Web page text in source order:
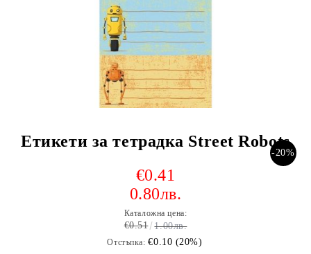
Етикети за тетрадка Street Robots
-20%
€0.41
0.80лв.
Каталожна цена:
€0.51 1.00лв.
Отстъпка: €0.10 (20%)